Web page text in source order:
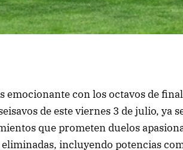
emocionante con los octavos de
de este viernes 3 de julio, ya
que prometen duelos
incluyendo potencias